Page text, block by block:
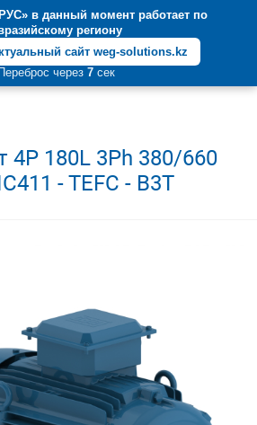
в данный момент работает по
региону
сайт weg-solutions.kz
Переброс через 7сек
+7 (812) 600-55-05
4P 180L 3Ph 380/660
- TEFC - B3T